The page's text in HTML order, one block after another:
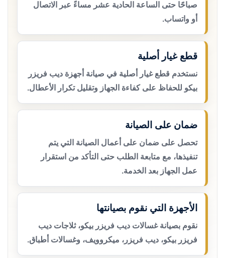
صباحًا حتى الساعة الحادية عشر مساءً عبر الاتصال
أو واتساب.
قطع غيار أصلية
نستخدم قطع غيار أصلية في صيانة أجهزة ديب فريزر
بيكو للحفاظ على كفاءة الجهاز وتقليل تكرار الأعطال.
ضمان على الصيانة
تحصل على ضمان على أعمال الصيانة التي يتم
تنفيذها، مع متابعة الطلب حتى التأكد من استقرار
عمل الجهاز بعد الخدمة.
الأجهزة التي نقوم بصيانتها
نقوم بصيانة غسالات ديب فريزر بيكو، ثلاجات ديب
فريزر بيكو، ديب فريزر، ميكروويف، وغسالات أطباق.